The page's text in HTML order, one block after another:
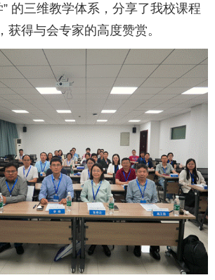
的三维教学体系，分享了我校课程
获得与会专家的高度赞赏。